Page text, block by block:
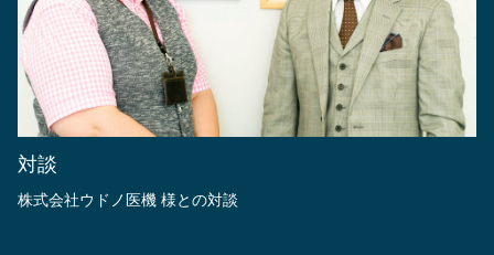
対談
株式会社ウドノ医機 様との対談